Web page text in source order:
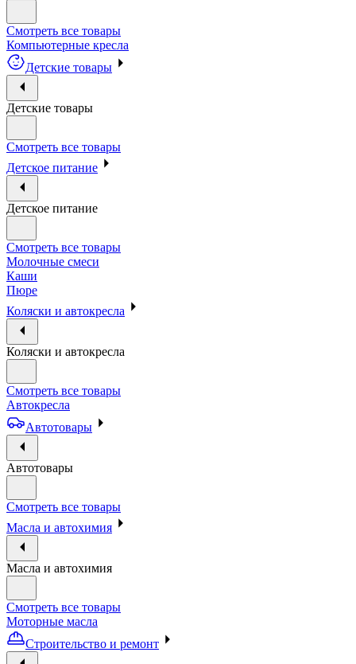
Смотреть все товары
Компьютерные кресла
Детские товары
Детские товары
Смотреть все товары
Детское питание
Детское питание
Смотреть все товары
Молочные смеси
Каши
Пюре
Коляски и автокресла
Коляски и автокресла
Смотреть все товары
Автокресла
Автотовары
Автотовары
Смотреть все товары
Масла и автохимия
Масла и автохимия
Смотреть все товары
Моторные масла
Строительство и ремонт